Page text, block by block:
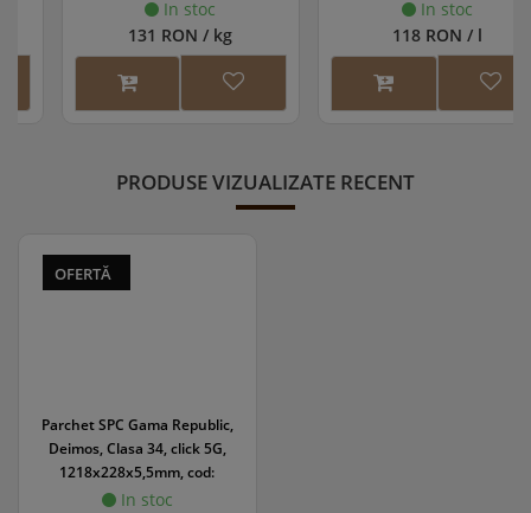
In stoc
131 RON / kg
In stoc
118 RON / l
PRODUSE VIZUALIZATE RECENT
OFERTĂ
Parchet SPC Gama Republic,
Deimos, Clasa 34, click 5G,
1218x228x5,5mm, cod:
45857/0181
In stoc